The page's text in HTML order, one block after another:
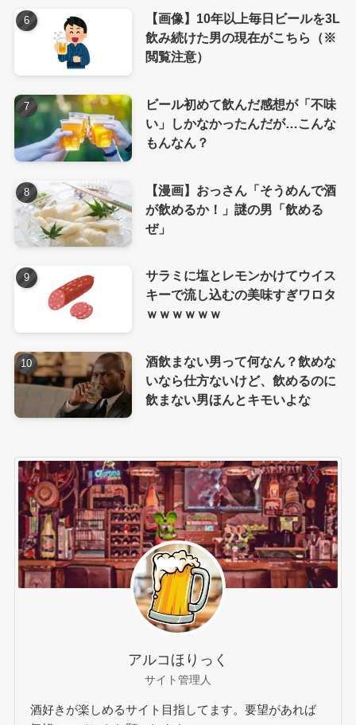
【画像】10年以上毎日ビールを3L
飲み続けた男の現在がこちら（※
閲覧注意）
ビール初めて飲んだ感想が「不味
い」しかなかったんだが…こんな
もんなん？
【漫画】おっさん「そうめんで酒
が飲めるか！」謎の男「飲める
ぜ」
サラミに塩とレモンかけてウイス
キーで流し込むの美味すぎワロタ
ｗｗｗｗｗｗ
酒飲まない男って何なん？飲めな
いなら仕方ないけど、飲めるのに
飲まない男ほんとキモいよな
アルコほりっく
サイト管理人
酒好きが楽しめるサイト目指してます。要望があれば